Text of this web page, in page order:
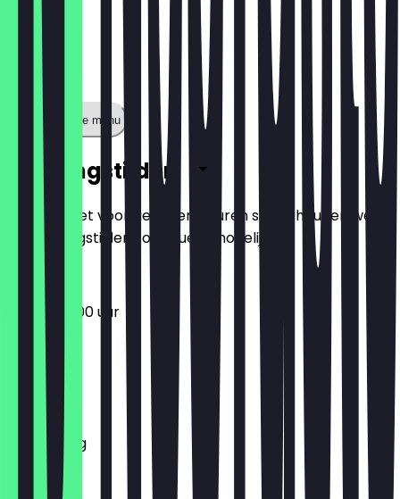
Toon volledige menu
Openingstijden
Zodat je niet voor gesloten deuren staat, houden we
de openingstijden zo actueel mogelijk.
06:30 - 17:00 uur
Maandag
Dinsdag
Woensdag
Donderdag
Vrijdag
Zaterdag